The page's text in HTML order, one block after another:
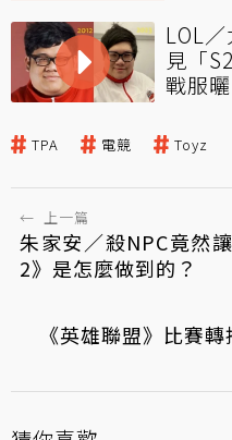
LOL
見「
戰服
TPA 電競 Toyz
← 上一篇
朱家安／殺NPC竟然
2》是怎麼做到的？
《英雄聯盟》比賽